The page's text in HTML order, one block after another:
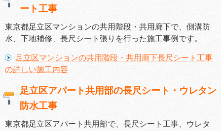
ート工事
東京都足立区マンションの共用階段・共用廊下で、側溝防
水、下地補修、長尺シート張りを行った施工事例です。
足立区マンションの共用階段・共用廊下長尺シート工事
の詳しい施工内容
足立区アパート共用部の長尺シート・ウレタン
防水工事
東京都足立区アパート共用部で、長尺シート工事、ウレタ